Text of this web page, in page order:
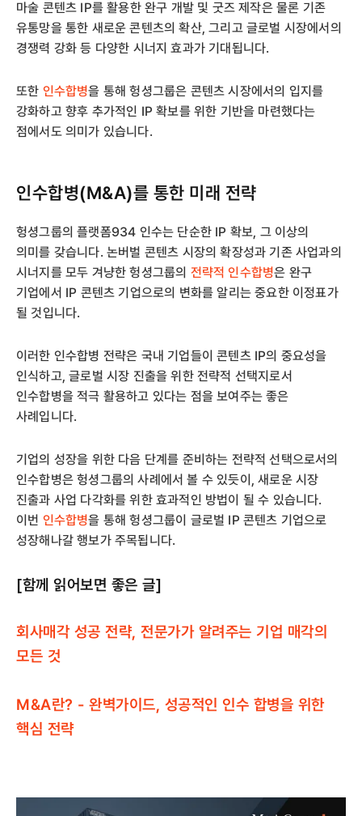
마술 콘텐츠 IP를 활용한 완구 개발 및 굿즈 제작은 물론 기존
유통망을 통한 새로운 콘텐츠의 확산, 그리고 글로벌 시장에서의
경쟁력 강화 등 다양한 시너지 효과가 기대됩니다.
또한 인수합병을 통해 헝셩그룹은 콘텐츠 시장에서의 입지를
강화하고 향후 추가적인 IP 확보를 위한 기반을 마련했다는
점에서도 의미가 있습니다.
인수합병(M&A)를 통한 미래 전략
헝셩그룹의 플랫폼934 인수는 단순한 IP 확보, 그 이상의
의미를 갖습니다. 논버벌 콘텐츠 시장의 확장성과 기존 사업과의
시너지를 모두 겨냥한 헝셩그룹의 전략적 인수합병은 완구
기업에서 IP 콘텐츠 기업으로의 변화를 알리는 중요한 이정표가
될 것입니다.
이러한 인수합병 전략은 국내 기업들이 콘텐츠 IP의 중요성을
인식하고, 글로벌 시장 진출을 위한 전략적 선택지로서
인수합병을 적극 활용하고 있다는 점을 보여주는 좋은
사례입니다.
기업의 성장을 위한 다음 단계를 준비하는 전략적 선택으로서의
인수합병은 헝셩그룹의 사례에서 볼 수 있듯이, 새로운 시장
진출과 사업 다각화를 위한 효과적인 방법이 될 수 있습니다.
이번 인수합병을 통해 헝셩그룹이 글로벌 IP 콘텐츠 기업으로
성장해나갈 행보가 주목됩니다.
[함께 읽어보면 좋은 글]
회사매각 성공 전략, 전문가가 알려주는 기업 매각의
모든 것
M&A란? - 완벽가이드, 성공적인 인수 합병을 위한
핵심 전략